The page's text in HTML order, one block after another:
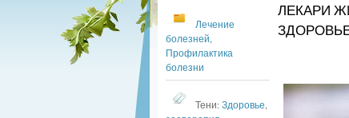
Лечение
болезней
Профилактика
болезни
Тени:Здоровье
ЛЕКАРИ